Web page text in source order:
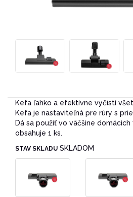
Kefa ľahko a efektívne vyčistí
Kefa je nastaviteľná pre rúry s
Dá sa použiť vo väčšine domácich
obsahuje 1 ks.
STAV SKLADU SKLADOM